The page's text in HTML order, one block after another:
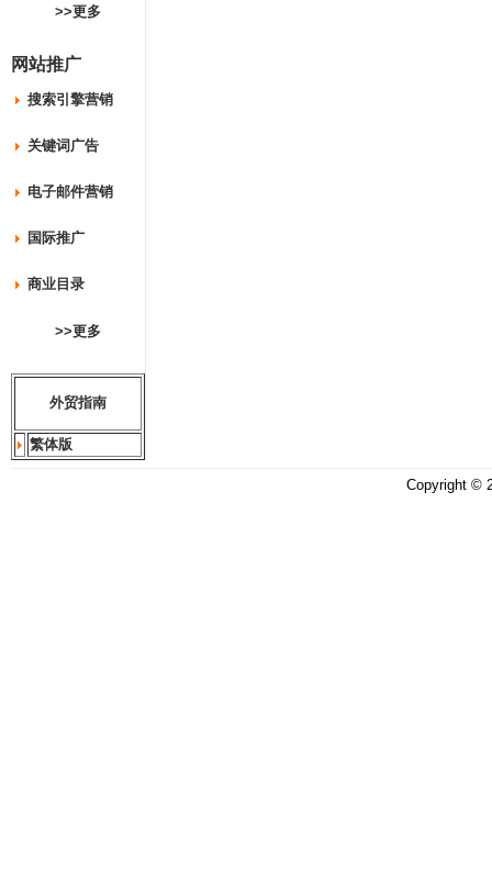
>>更多
网站推广
搜索引擎营销
关键词广告
电子邮件营销
国际推广
商业目录
>>更多
外贸指南
繁体版
Copyright ©